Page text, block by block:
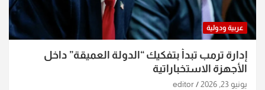
عربية ودولية
إدارة ترمب تبدأ بتفكيك “الدولة العميقة” داخل
الأجهزة الاستخباراتية
يونيو 23, 2026 editor